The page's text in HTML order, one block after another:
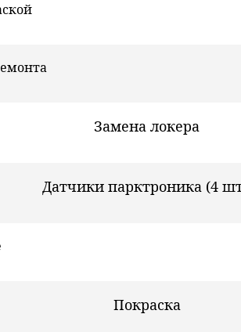
Замена локера
Датчики парктроника (4
Покраска